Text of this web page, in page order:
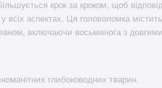
крок за кроком, щоб
всіх аспектах. Ця головоломка
включаючи восьминога з
глибоководних тварин.